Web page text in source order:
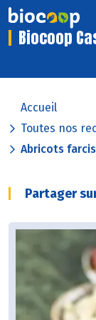
Biocoop
Accueil
Toutes nos
Abricots
Partager